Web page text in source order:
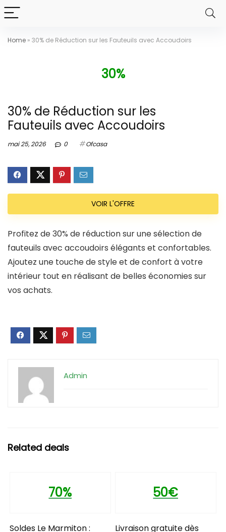
Home » 30% de Réduction sur les Fauteuils avec Accoudoirs
30%
30% de Réduction sur les
Fauteuils avec Accoudoirs
mai 25, 2026 0 Ofcasa
VOIR L'OFFRE
Profitez de 30% de réduction sur une sélection de
fauteuils avec accoudoirs élégants et confortables.
Ajoutez une touche de style et de confort à votre
intérieur tout en réalisant de belles économies sur
vos achats.
Admin
Related deals
70%
Soldes Le Marmiton :
50€
Livraison gratuite dès